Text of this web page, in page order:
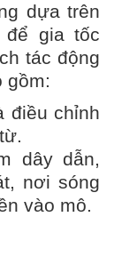
dựa trên
gia tốc
tác động
gồm:
điều chỉnh
dây dẫn,
nơi sóng
vào mô.